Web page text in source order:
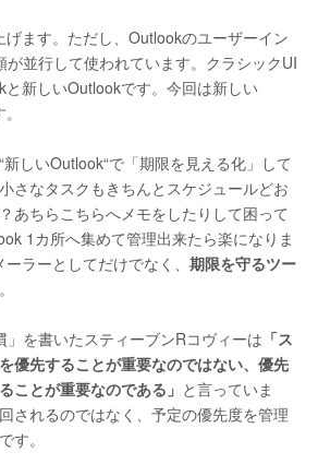
ます。ただし、Outlookのユーザーイン
が並行して使われています。クラシックUI
と新しいOutlookです。今回は新しい
しいOutlook“で「期限を見える化」して
さなタスクもきちんとスケジュールどお
あちらこちらへメモをしたりして困って
1カ所へ集めて管理出来たら楽になりま
ラーとしてだけでなく、 期限を守るツー
を書いたスティーブンRコヴィーは 「ス
優先することが重要なのではない、優先
ことが重要なのである」 と言っていま
されるのではなく、予定の優先度を管理
す。